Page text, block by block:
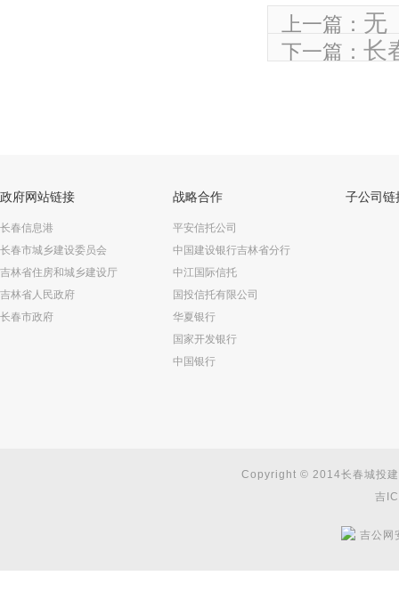
上一篇： 无
下一篇： 长
政府网站链接
长春信息港
长春市城乡建设委员会
吉林省住房和城乡建设厅
吉林省人民政府
长春市政府
战略合作
平安信托公司
中国建设银行吉林省分行
中江国际信托
国投信托有限公司
华夏银行
国家开发银行
中国银行
子公司链
Copyright © 2014长春城投
吉
吉公